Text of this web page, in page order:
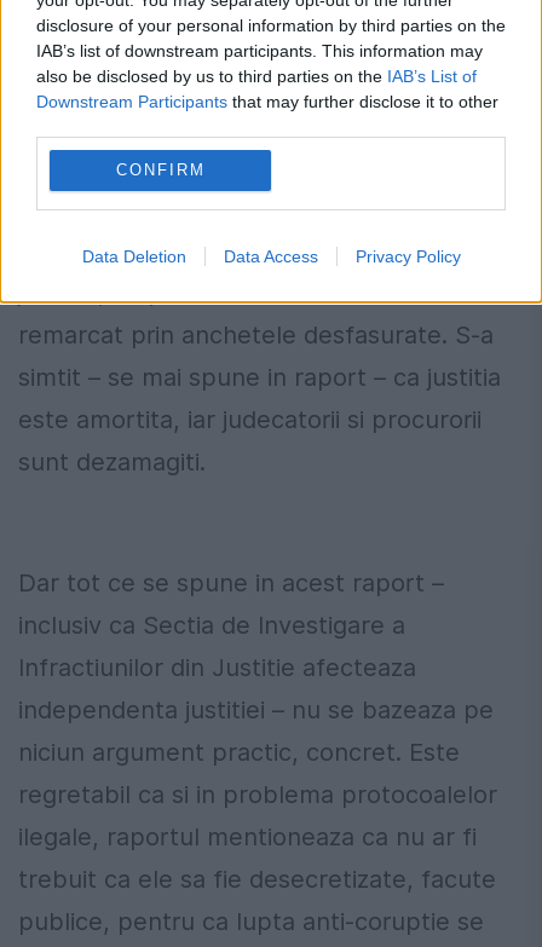
disclosure of your personal information by third parties on the
IAB’s list of downstream participants. This information may
also be disclosed by us to third parties on the IAB’s List of
Downstream Participants that may further disclose it to other
CONFIRM
Data Deletion Data Access Privacy Policy
sa aiba o autonomie totala fata de PICCJ.
Raportul GRECO propune desfiintarea
acestei sectii ca fiind 'o anomalie a
sistemului judiciar', un atac la independenta
remarcat prin anchetele desfasurate. S-a
simtit – se mai spune in raport – ca justitia
este amortita, iar judecatorii si procurorii
sunt dezamagiti.
Dar tot ce se spune in acest raport –
inclusiv ca Sectia de Investigare a
Infractiunilor din Justitie afecteaza
independenta justitiei – nu se bazeaza pe
niciun argument practic, concret. Este
regretabil ca si in problema protocoalelor
ilegale, raportul mentioneaza ca nu ar fi
trebuit ca ele sa fie desecretizate, facute
publice, pentru ca lupta anti-coruptie se